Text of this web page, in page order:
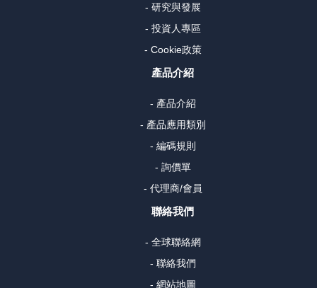
- 研究與發展
- 投資人專區
- Cookie政策
產品介紹
- 產品介紹
- 產品應用類別
- 編碼規則
- 詢價單
- 代理商/會員
聯絡我們
- 全球聯絡網
- 聯絡我們
- 網站地圖